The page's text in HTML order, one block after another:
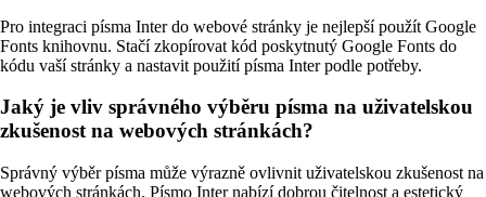
Pro integraci písma Inter do webové stránky je nejlepší použít Google
Fonts knihovnu. Stačí zkopírovat kód poskytnutý Google Fonts do
kódu vaší stránky a nastavit použití písma Inter podle potřeby.
Jaký je vliv správného výběru písma na uživatelskou
zkušenost na webových stránkách?
Správný výběr písma může výrazně ovlivnit uživatelskou zkušenost na
webových stránkách. Písmo Inter nabízí dobrou čitelnost a estetický